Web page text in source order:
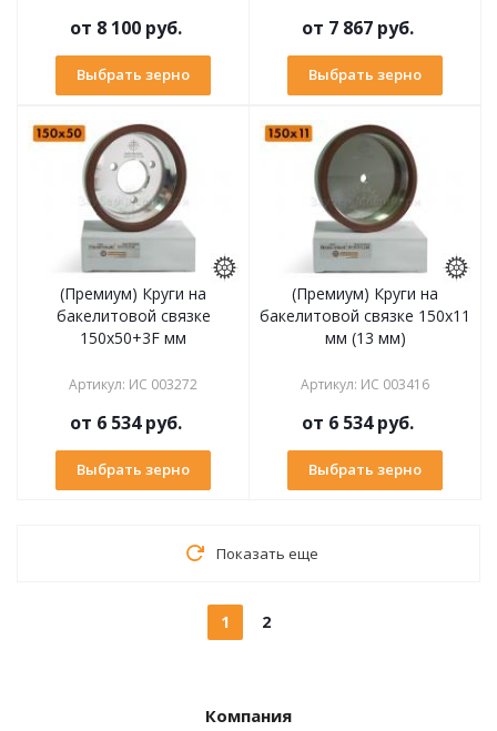
от 8 100 руб.
Выбрать зерно
от 7 867 руб.
Выбрать зерно
(Премиум) Круги на
бакелитовой связке
150х50+3F мм
Артикул: ИС 003272
от 6 534 руб.
Выбрать зерно
(Премиум) Круги на
бакелитовой связке 150х11
мм (13 мм)
Артикул: ИС 003416
от 6 534 руб.
Выбрать зерно
Показать еще
1 2
Компания